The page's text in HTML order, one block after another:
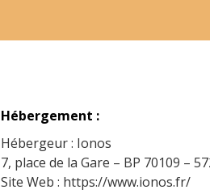
Hébergement :
Hébergeur : Ionos
7, place de la Gare – BP 70109 –
Site Web : https://www.ionos.fr/